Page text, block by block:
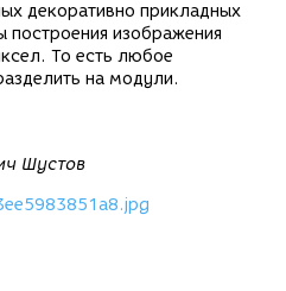
декоративно прикладных
построения изображения
То есть любое
на модули.
Шустов